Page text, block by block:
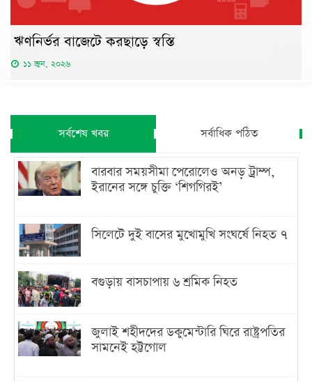
ঋণনির্ভর বাজেটে করছাড়ে স্বস্তি
১১ জুন, ২০২৬
সর্বশেষ খবর সর্বাধিক পঠিত
বারবার সময়সীমা পেরোলেও অনড় ট্রাম্প,
ইরানের সঙ্গে চুক্তি ‘শিগগিরই’
সিলেটে দুই বাসের মুখোমুখি সংঘর্ষে নিহত ৭
বগুড়ায় বাসচাপায় ৬ শ্রমিক নিহত
জুলাই শহীদদের ডকুমেন্টারি ঘিরে রাষ্ট্রপতির
সামনেই হট্টগোল